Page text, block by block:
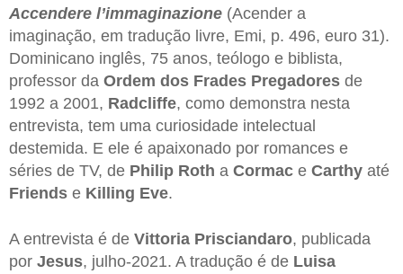
Accendere l’immaginazione (Acender a
imaginação, em tradução livre, Emi, p. 496, euro 31).
Dominicano inglês, 75 anos, teólogo e biblista,
professor da Ordem dos Frades Pregadores de
1992 a 2001, Radcliffe, como demonstra nesta
entrevista, tem uma curiosidade intelectual
destemida. E ele é apaixonado por romances e
séries de TV, de Philip Roth a Cormac e Carthy até
Friends e Killing Eve.
A entrevista é de Vittoria Prisciandaro, publicada
por Jesus, julho-2021. A tradução é de Luisa